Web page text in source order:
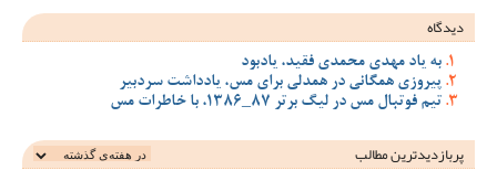
دیدگاه
به یاد مهدی محمدی فقید، یادبود
پیروزی همگانی در همدلی برای مس، یادداشت سردبیر
تیم فوتبال مس در لیگ برتر 87_1386، با خاطرات مس
پربازدیدترین‌ مطالب